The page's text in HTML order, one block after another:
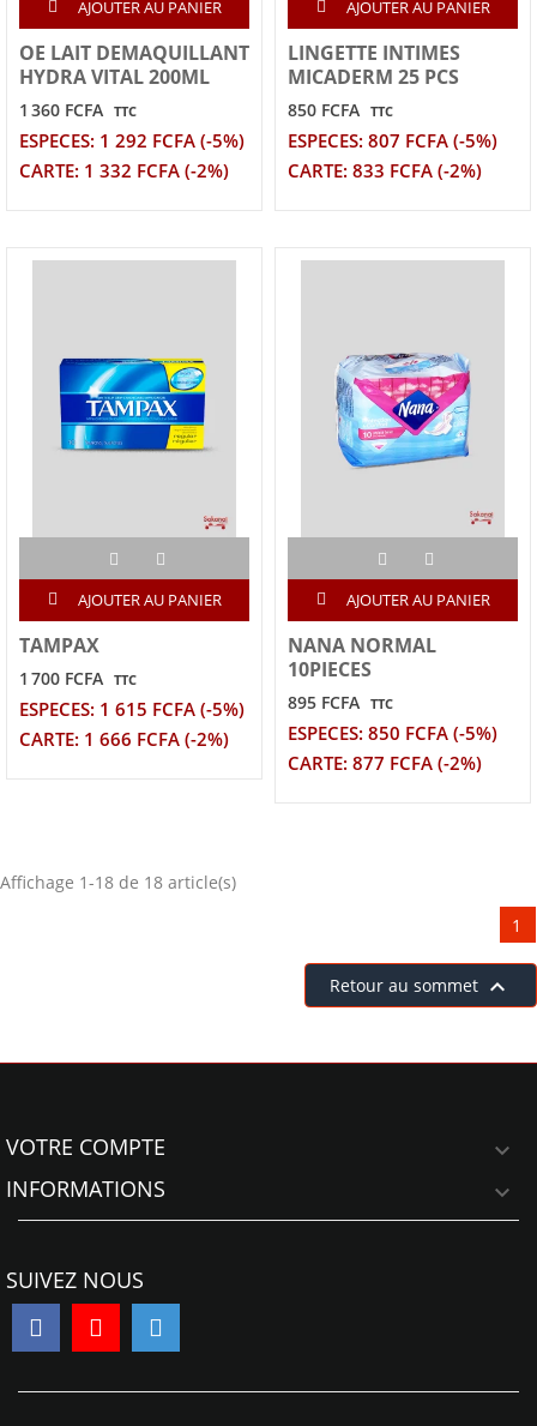
AJOUTER AU PANIER
OE LAIT DEMAQUILLANT
HYDRA VITAL 200ML
1 360 FCFA TTC
ESPECES: 1 292 FCFA (-5%)
CARTE: 1 332 FCFA (-2%)
AJOUTER AU PANIER
LINGETTE INTIMES
MICADERM 25 PCS
850 FCFA TTC
ESPECES: 807 FCFA (-5%)
CARTE: 833 FCFA (-2%)
AJOUTER AU PANIER
TAMPAX
1 700 FCFA TTC
ESPECES: 1 615 FCFA (-5%)
CARTE: 1 666 FCFA (-2%)
AJOUTER AU PANIER
NANA NORMAL
10PIECES
895 FCFA TTC
ESPECES: 850 FCFA (-5%)
CARTE: 877 FCFA (-2%)
Affichage 1-18 de 18 article(s)
1
Retour au sommet 
VOTRE COMPTE

INFORMATIONS

SUIVEZ NOUS